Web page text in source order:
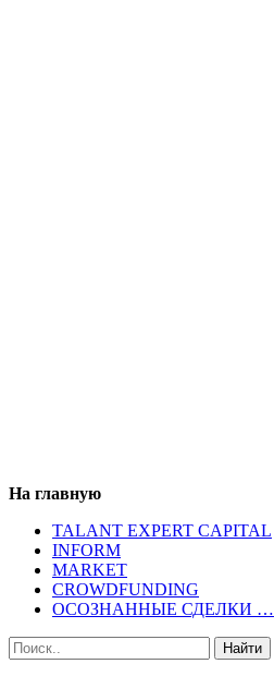
На главную
TALANT EXPERT CAPITAL
INFORM
MARKET
CROWDFUNDING
ОСОЗНАННЫЕ СДЕЛКИ …